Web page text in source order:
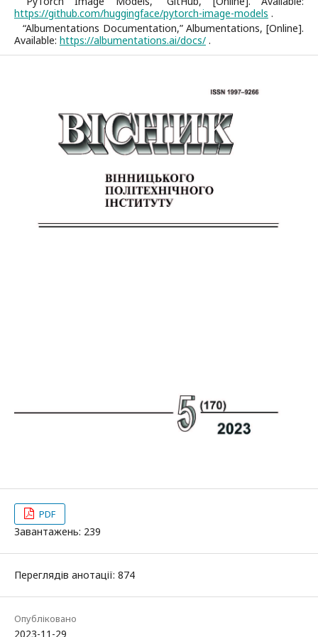
https://github.com/huggingface/pytorch-image-models .
“Albumentations Documentation,” Albumentations, [Online].
Available: https://albumentations.ai/docs/ .
PDF
Завантажень: 239
Переглядів анотації: 874
Опубліковано
2023-11-29